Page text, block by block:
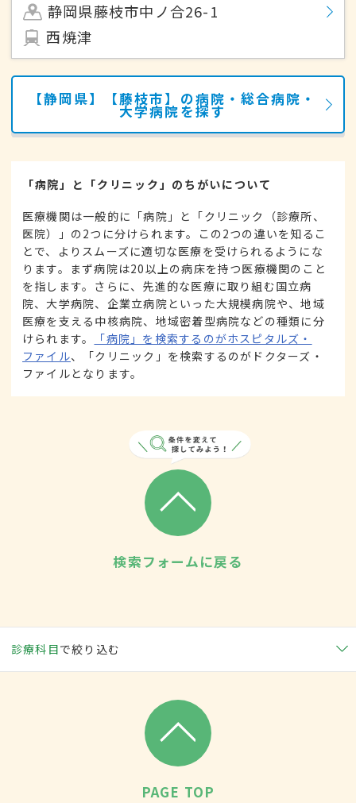
静岡県藤枝市中ノ合26-1
西焼津
【静岡県】【藤枝市】の病院・総合病院・
大学病院を探す
「病院」と「クリニック」のちがいについて
医療機関は一般的に「病院」と「クリニック（診療所、
医院）」の2つに分けられます。この2つの違いを知るこ
とで、よりスムーズに適切な医療を受けられるようにな
ります。まず病院は20以上の病床を持つ医療機関のこと
を指します。さらに、先進的な医療に取り組む国立病
院、大学病院、企業立病院といった大規模病院や、地域
医療を支える中核病院、地域密着型病院などの種類に分
けられます。
「病院」を検索するのがホスピタルズ・
ファイル、「クリニック」を検索するのがドクターズ・
ファイルとなります。
検索フォームに戻る
診療科目で絞り込む
PAGE TOP